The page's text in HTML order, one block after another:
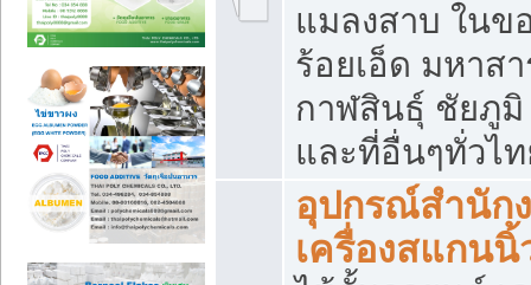
แมลงสาบ ใน
ร้อยเอ็ด มหาส
กาฬสินธุ์ ชัยภู
และที่อื่นๆทั่วไ
อุปกรณ์สำนัก
เครื่องสแกนนิ้